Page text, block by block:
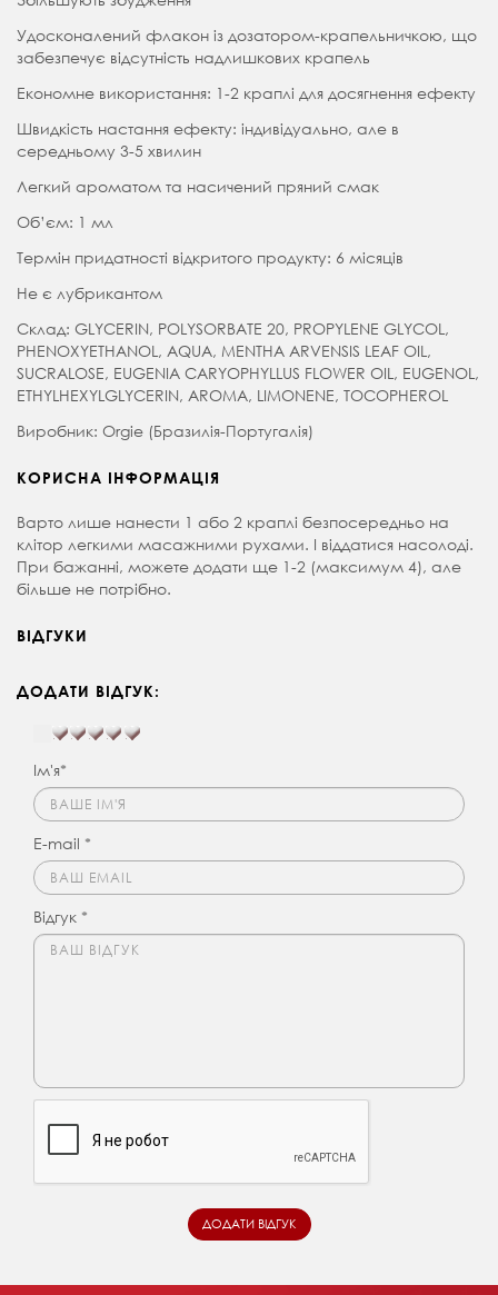
Удосконалений флакон із дозатором-крапельничкою, що
забезпечує відсутність надлишкових крапель
Економне використання: 1-2 краплі для досягнення ефекту
Швидкість настання ефекту: індивідуально, але в
середньому 3-5 хвилин
Легкий ароматом та насичений пряний смак
Об’єм: 1 мл
Термін придатності відкритого продукту: 6 місяців
Не є лубрикантом
Склад: GLYCERIN, POLYSORBATE 20, PROPYLENE GLYCOL,
PHENOXYETHANOL, AQUA, MENTHA ARVENSIS LEAF OIL,
SUCRALOSE, EUGENIA CARYOPHYLLUS FLOWER OIL, EUGENOL,
ETHYLHEXYLGLYCERIN, AROMA, LIMONENE, TOCOPHEROL
Виробник: Orgie (Бразилія-Португалія)
КОРИСНА ІНФОРМАЦІЯ
Варто лише нанести 1 або 2 краплі безпосередньо на
клітор легкими масажними рухами. І віддатися насолоді.
При бажанні, можете додати ще 1-2 (максимум 4), але
більше не потрібно.
ВІДГУКИ
ДОДАТИ ВІДГУК:
Ім'я*
E-mail *
Відгук *